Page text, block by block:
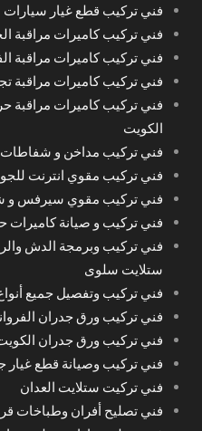
فني تركيب قطع غيار سيارات
فني تركيب كاميرات مراقبة
فني تركيب كاميرات مراقبة
فني تركيب كاميرات مراقبة
فني تركيب كاميرات مراقبة
الكويت
فني تركيب مداخن و شفاطات
فني تركيب مقوي انترنت
فني تركيب مقوي سيرفس و
فني تركيب و صيانة كاميرات
فني تركيب وبرمجة الدش
ستلايت سلوى
فني تركيب وتفصيل جميع
فني تركيب ورق جدران
فني تركيب ورق جدران
فني تركيب وصيانة قطع غيار
فني تركيت ستلايت العدان
فني تصليح أفران وطباخات